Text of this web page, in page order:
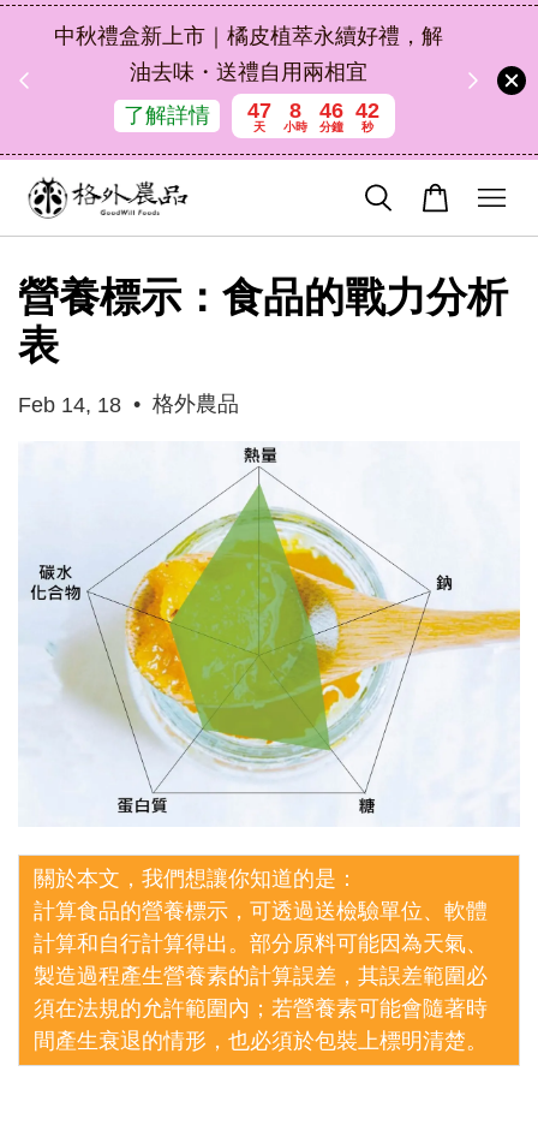
中秋禮盒新上市｜橘皮植萃永續好禮，解
油去味・送禮自用兩相宜
了解詳情
47
天
8
小時
46
分鐘
41
秒
營養標示：食品的戰力分析
表
Feb 14, 18 • 格外農品
關於本文，我們想讓你知道的是：
計算食品的營養標示，可透過送檢驗單位、軟體
計算和自行計算得出。部分原料可能因為天氣、
製造過程產生營養素的計算誤差，其誤差範圍必
須在法規的允許範圍內；若營養素可能會隨著時
間產生衰退的情形，也必須於包裝上標明清楚。